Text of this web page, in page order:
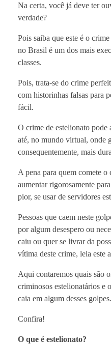
Na certa, você já deve ter
verdade?
Pois saiba que este é o
no Brasil é um dos mais
classes.
Pois, trata-se do crime
com historinhas falsas para
fácil.
O crime de estelionato pode
até, no mundo virtual, onde
consequentemente, mais
A pena para quem comete
aumentar rigorosamente
pior, se usar de servidores
Pessoas que caem neste
por algum desespero ou
caiu ou quer se livrar da
vítima deste crime, leia este
Aqui contaremos quais são
criminosos estelionatários e
caia em algum desses golpes.
Confira!
O que é estelionato?